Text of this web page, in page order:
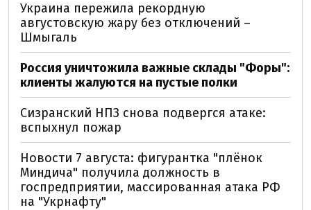
Украина пережила рекордную
августовскую жару без отключений –
Шмыгаль
Россия уничтожила важные склады "Форы":
клиенты жалуются на пустые полки
Сизранский НПЗ снова подвергся атаке:
вспыхнул пожар
Новости 7 августа: фигурантка "плёнок
Миндича" получила должность в
госпредприятии, массированная атака РФ
на "Укрнафту"